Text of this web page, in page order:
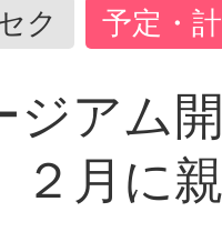
ク 予定・
ジアム
月に